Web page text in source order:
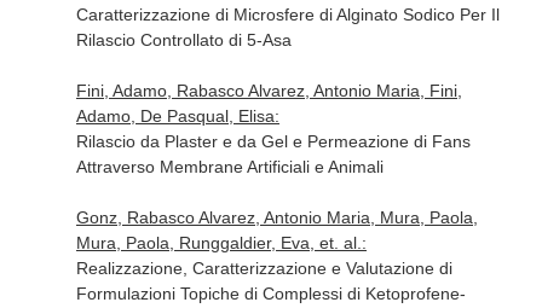
Caratterizzazione di Microsfere di Alginato Sodico Per Il
Rilascio Controllato di 5-Asa
Fini, Adamo, Rabasco Alvarez, Antonio Maria, Fini,
Adamo, De Pasqual, Elisa:
Rilascio da Plaster e da Gel e Permeazione di Fans
Attraverso Membrane Artificiali e Animali
Gonz, Rabasco Alvarez, Antonio Maria, Mura, Paola,
Mura, Paola, Runggaldier, Eva, et. al.:
Realizzazione, Caratterizzazione e Valutazione di
Formulazioni Topiche di Complessi di Ketoprofene-